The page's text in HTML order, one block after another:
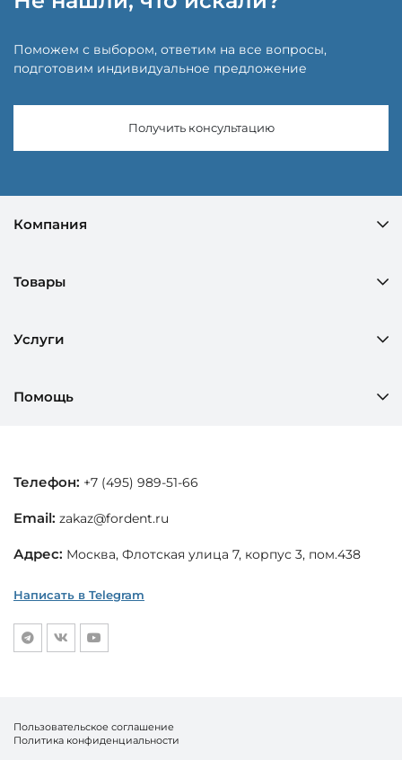
Поможем с выбором, ответим на все вопросы,
подготовим индивидуальное предложение
Получить консультацию
Компания
Товары
Услуги
Помощь
Телефон: +7 (495) 989-51-66
Email: zakaz@fordent.ru
Адрес: Москва, Флотская улица 7, корпус 3, пом.438
Написать в Telegram
Пользовательское соглашение
Политика конфиденциальности